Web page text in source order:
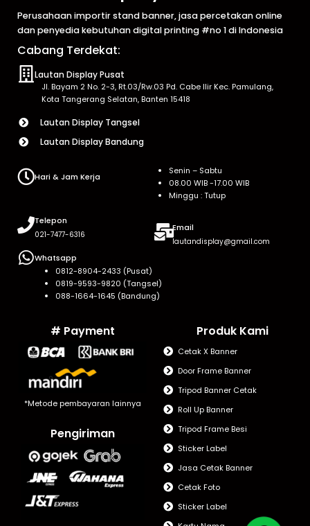
Perusahaan importir stand banner, jasa percetakan online
dan penyedia kebutuhan digital printing #no 1 di Indonesia
Cabang Terdekat:
Lautan Display Pusat
Jl. Bayam 2 No. 2-3, Rt.03/Rw.03 Pd. Cabe Ilir Kec. Pamulang,
Kota Tangerang Selatan, Banten 15418
Lautan Display Tangsel
Lautan Display Bandung
Hari & Jam Kerja
Senin – Sabtu
08.00 WIB -17.00 WIB
Minggu : Tutup
Telepon
021-7477-6316
Email
lautandisplay@gmail.com
Whatsapp
0812-8904-2433 (Pusat)
0819-9593-9820 (Tangsel)
088-1664-1645 (Bandung)
# Payment
*Metode pembayaran lainnya
Pengiriman
Produk Kami
Cetak X Banner
Door Frame Banner
Tripod Banner Cetak
Roll Up Banner
Tripod Frame Besi
Sticker Label
Jasa Cetak Banner
Cetak Foto
Sticker Label